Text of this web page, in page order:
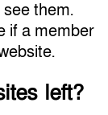
them.
if a member
left?